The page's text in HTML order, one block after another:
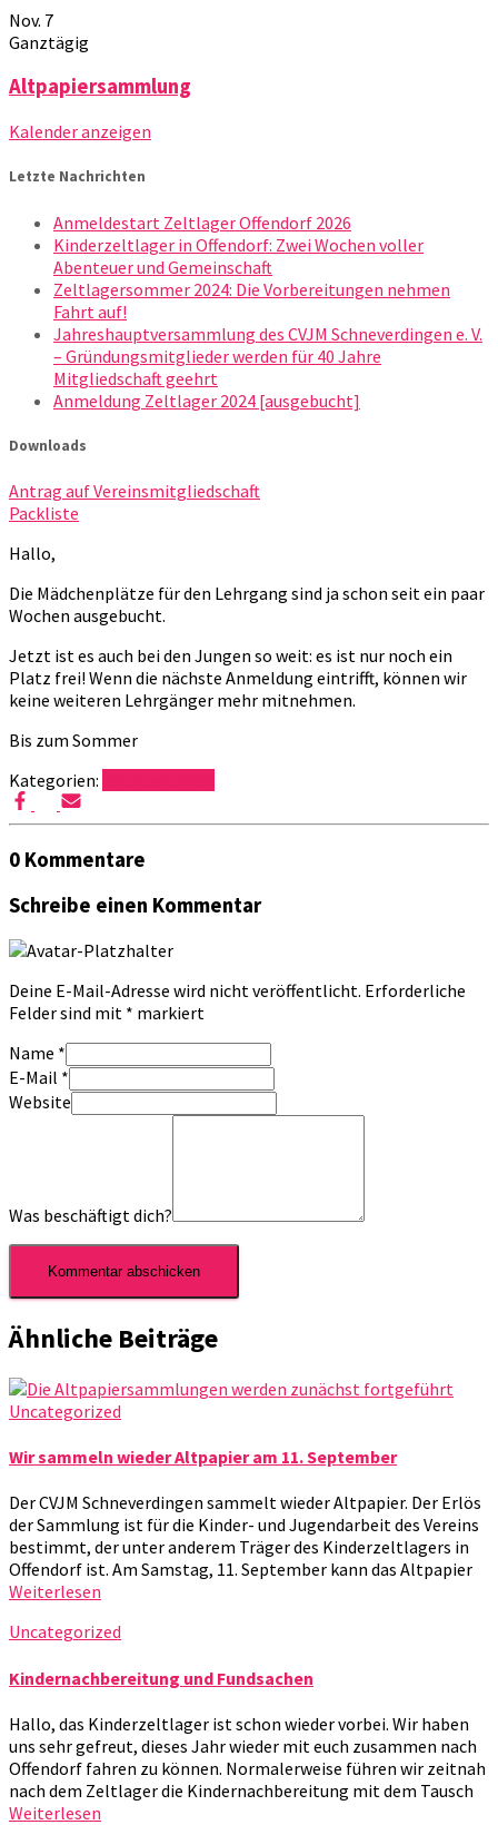
Nov. 7
Ganztägig
Altpapiersammlung
Kalender anzeigen
Letzte Nachrichten
Anmeldestart Zeltlager Offendorf 2026
Kinderzeltlager in Offendorf: Zwei Wochen voller
Abenteuer und Gemeinschaft
Zeltlagersommer 2024: Die Vorbereitungen nehmen
Fahrt auf!
Jahreshauptversammlung des CVJM Schneverdingen e. V.
– Gründungsmitglieder werden für 40 Jahre
Mitgliedschaft geehrt
Anmeldung Zeltlager 2024 [ausgebucht]
Downloads
Antrag auf Vereinsmitgliedschaft
Packliste
Hallo,
Die Mädchenplätze für den Lehrgang sind ja schon seit ein paar
Wochen ausgebucht.
Jetzt ist es auch bei den Jungen so weit: es ist nur noch ein
Platz frei! Wenn die nächste Anmeldung eintrifft, können wir
keine weiteren Lehrgänger mehr mitnehmen.
Bis zum Sommer
Kategorien:
0 Kommentare
Schreibe einen Kommentar
Deine E-Mail-Adresse wird nicht veröffentlicht. Erforderliche
Felder sind mit * markiert
Name *
E-Mail *
Website
Was beschäftigt dich?
Ähnliche Beiträge
Uncategorized
Wir sammeln wieder Altpapier am 11. September
Der CVJM Schneverdingen sammelt wieder Altpapier. Der Erlös
der Sammlung ist für die Kinder- und Jugendarbeit des Vereins
bestimmt, der unter anderem Träger des Kinderzeltlagers in
Offendorf ist. Am Samstag, 11. September kann das Altpapier
Weiterlesen
Uncategorized
Kindernachbereitung und Fundsachen
Hallo, das Kinderzeltlager ist schon wieder vorbei. Wir haben
uns sehr gefreut, dieses Jahr wieder mit euch zusammen nach
Offendorf fahren zu können. Normalerweise führen wir zeitnah
nach dem Zeltlager die Kindernachbereitung mit dem Tausch
Weiterlesen